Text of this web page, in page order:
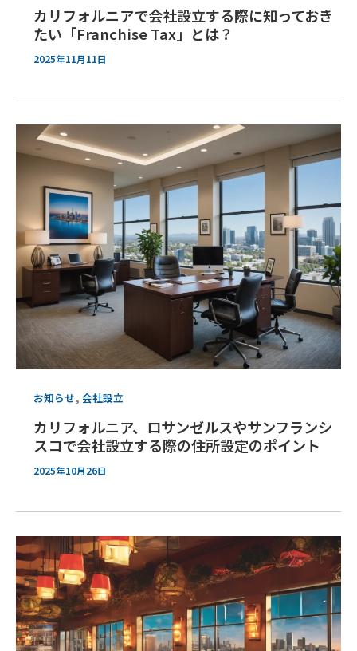
カリフォルニアで会社設立する際に知っておき
たい「Franchise Tax」とは？
2025年11月11日
お知らせ, 会社設立
カリフォルニア、ロサンゼルスやサンフランシ
スコで会社設立する際の住所設定のポイント
2025年10月26日